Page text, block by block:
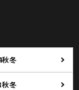
冬
冬